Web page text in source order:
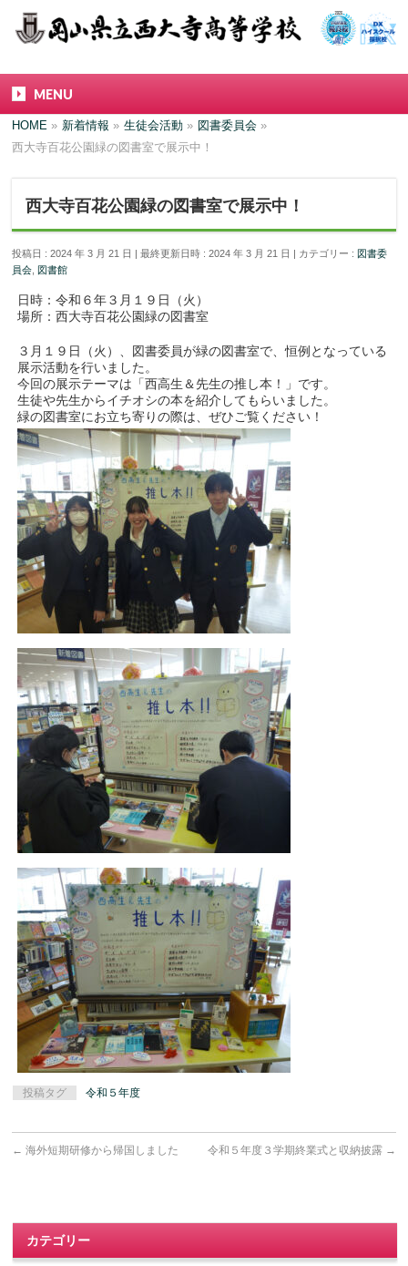
MENU
HOME » 新着情報 » 生徒会活動 » 図書委員会 »
西大寺百花公園緑の図書室で展示中！
西大寺百花公園緑の図書室で展示中！
投稿日 : 2024 年 3 月 21 日 最終更新日時 : 2024 年 3 月 21 日 カテゴリー : 図書委
員会 図書館
日時：令和６年３月１９日（火）
場所：西大寺百花公園緑の図書室
３月１９日（火）、図書委員が緑の図書室で、恒例となっている
展示活動を行いました。
今回の展示テーマは「西高生＆先生の推し本！」です。
生徒や先生からイチオシの本を紹介してもらいました。
緑の図書室にお立ち寄りの際は、ぜひご覧ください！
投稿タグ 令和５年度
← 海外短期研修から帰国しました 令和５年度３学期終業式と収納披露 →
カテゴリー